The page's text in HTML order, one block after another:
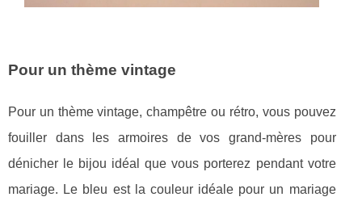
Pour un thème vintage
Pour un thème vintage, champêtre ou rétro, vous pouvez
fouiller dans les armoires de vos grand-mères pour
dénicher le bijou idéal que vous porterez pendant votre
mariage. Le bleu est la couleur idéale pour un mariage